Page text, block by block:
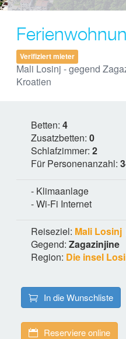
Verifiziert mieter
Mali Losinj - gegend
Kroatien
Betten: 4
Zusatzbetten: 0
Schlafzimmer: 2
Für Personenanzahl:
- Klimaanlage
- Wi-Fi Internet
Reiseziel: Mali Losinj
Gegend: Zagazinjine
Region: Die insel
In die Wunschliste
Reserviere online